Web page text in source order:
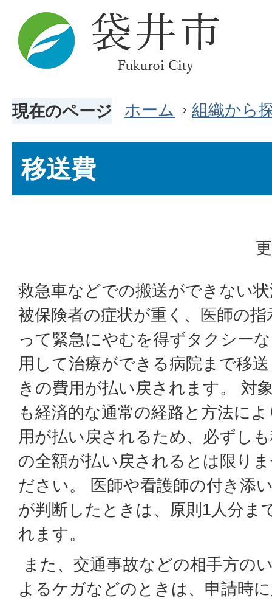
現在のページ ホーム 組織から
移送費
救急車などでの搬送ができない
被保険者の症状が重く、医師の指
って緊急にやむを得ずタクシー
用して治療ができる病院まで移
きの費用が払い戻されます。 対
も経済的な通常の経路と方法に
用が払い戻されるため、必ずし
の全額が払い戻されるとは限り
ださい。 医師や看護師の付き添
が判断したときは、原則1人分ま
れます。
また、交通事故などの相手方の
よるケガなどのときは、申請時